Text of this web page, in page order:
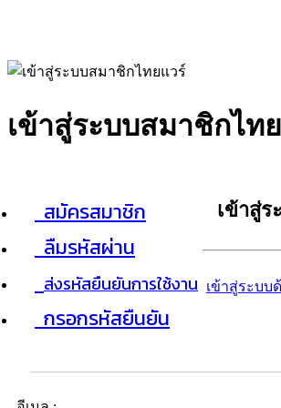
เข้าสู่ระบบสมาชิกไท
สมัครสมาชิก
ลืมรหัสผ่าน
ส่งรหัสยืนยันการใช้งาน
กรอกรหัสยืนยัน
เข้าสู่
เข้าสู่ระบบ